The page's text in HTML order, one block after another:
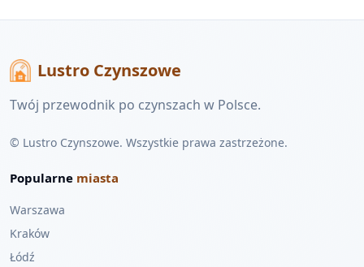
Lustro Czynszowe
Twój przewodnik po czynszach w Polsce.
© Lustro Czynszowe. Wszystkie prawa zastrzeżone.
Popularne miasta
Warszawa
Kraków
Łódź